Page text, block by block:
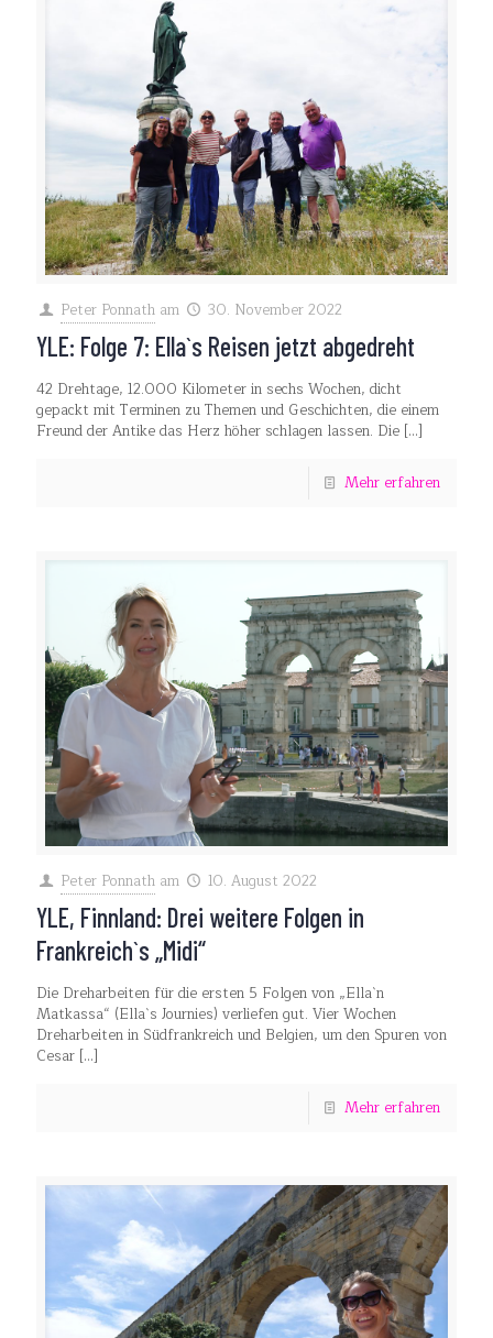
Peter Ponnath am 30. November 2022
YLE: Folge 7: Ella`s Reisen jetzt abgedreht
42 Drehtage, 12.000 Kilometer in sechs Wochen, dicht
gepackt mit Terminen zu Themen und Geschichten, die einem
Freund der Antike das Herz höher schlagen lassen. Die […]
Mehr erfahren
Peter Ponnath am 10. August 2022
YLE, Finnland: Drei weitere Folgen in
Frankreich`s „Midi“
Die Dreharbeiten für die ersten 5 Folgen von „Ella`n
Matkassa“ (Ella`s Journies) verliefen gut. Vier Wochen
Dreharbeiten in Südfrankreich und Belgien, um den Spuren von
Cesar […]
Mehr erfahren